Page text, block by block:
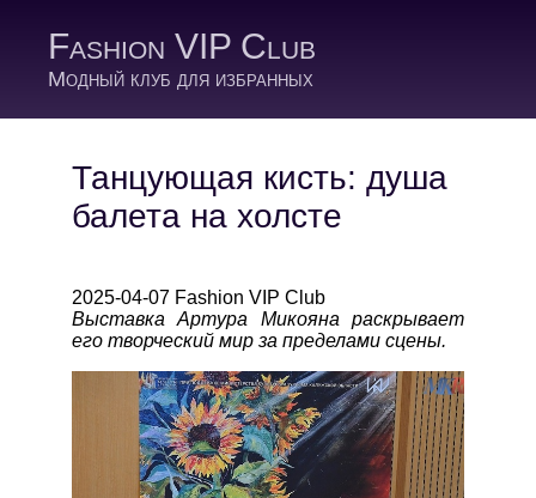
Fashion VIP Club
Модный клуб для избранных
Танцующая кисть: душа
балета на холсте
2025-04-07 Fashion VIP Club
Выставка Артура Микояна раскрывает
его творческий мир за пределами сцены.